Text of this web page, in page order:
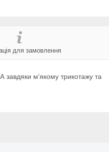
для замовлення
м’якому трикотажу та